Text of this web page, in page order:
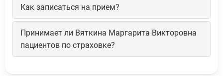
Как записаться на прием?
Принимает ли Вяткина Маргарита Викторовна
пациентов по страховке?